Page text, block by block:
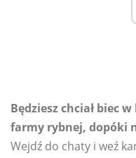
Będziesz chciał biec
farmy rybnej, dopóki
Wejdź do chaty i weź